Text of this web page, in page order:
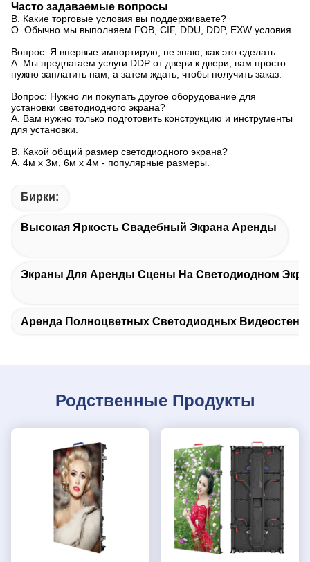
Часто задаваемые вопросы
В. Какие торговые условия вы поддерживаете?
О. Обычно мы выполняем FOB, CIF, DDU, DDP, EXW условия.
Вопрос: Я впервые импортирую, не знаю, как это сделать.
А. Мы предлагаем услуги DDP от двери к двери, вам просто
нужно заплатить нам, а затем ждать, чтобы получить заказ.
Вопрос: Нужно ли покупать другое оборудование для
установки светодиодного экрана?
А. Вам нужно только подготовить конструкцию и инструменты
для установки.
В. Какой общий размер светодиодного экрана?
А. 4м х 3м, 6м х 4м - популярные размеры.
Бирки:
Высокая Яркость Свадебный Экрана Аренды
Экраны Для Аренды Сцены На Светодиодном
Аренда Полноцветных Светодиодных Видеостен
Родственные Продукты